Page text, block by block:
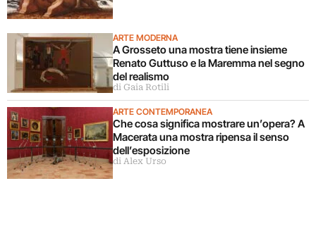
ARTE MODERNA
A Grosseto una mostra tiene insieme
Renato Guttuso e la Maremma nel segno
del realismo
di Gaia Rotili
ARTE CONTEMPORANEA
Che cosa significa mostrare un’opera? A
Macerata una mostra ripensa il senso
dell’esposizione
di Alex Urso